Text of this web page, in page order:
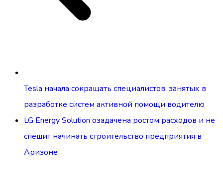
Tesla начала сокращать специалистов, занятых в
разработке систем активной помощи водителю
LG Energy Solution озадачена ростом расходов и не
спешит начинать строительство предприятия в
Аризоне